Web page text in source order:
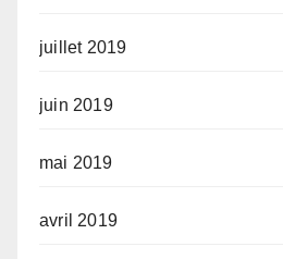
juillet 2019
juin 2019
mai 2019
avril 2019